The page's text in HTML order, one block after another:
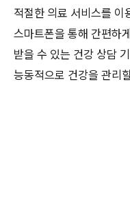
적절한 의료 서비스를 이
스마트폰을 통해 간편하
받을 수 있는 건강 상담
능동적으로 건강을 관리